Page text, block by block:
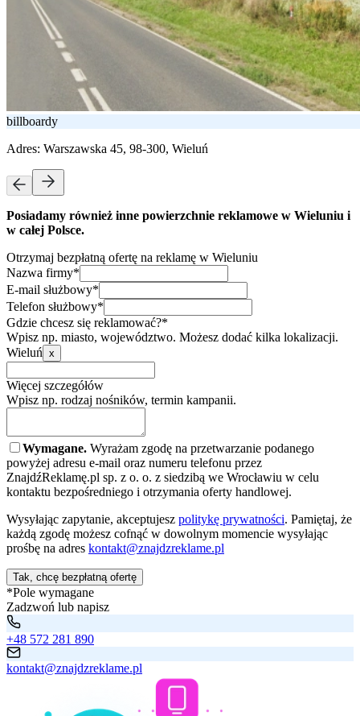
billboardy
Adres: Warszawska 45, 98-300, Wieluń
Posiadamy również inne powierzchnie reklamowe w Wieluniu i
w całej Polsce.
Otrzymaj bezpłatną ofertę na reklamę w Wieluniu
Nazwa firmy*
E-mail służbowy*
Telefon służbowy*
Gdzie chcesz się reklamować?*
Wpisz np. miasto, województwo. Możesz dodać kilka lokalizacji.
Wieluń x
Więcej szczegółów
Wpisz np. rodzaj nośników, termin kampanii.
Wymagane. Wyrażam zgodę na przetwarzanie podanego
powyżej adresu e-mail oraz numeru telefonu przez
ZnajdźReklamę.pl sp. z o. o. z siedzibą we Wrocławiu w celu
kontaktu bezpośredniego i otrzymania oferty handlowej.
Wysyłając zapytanie, akceptujesz politykę prywatności. Pamiętaj, że
każdą zgodę możesz cofnąć w dowolnym momencie wysyłając
prośbę na adres kontakt@znajdzreklame.pl
Tak, chcę bezpłatną ofertę
*Pole wymagane
Zadzwoń lub napisz
+48 572 281 890
kontakt@znajdzreklame.pl